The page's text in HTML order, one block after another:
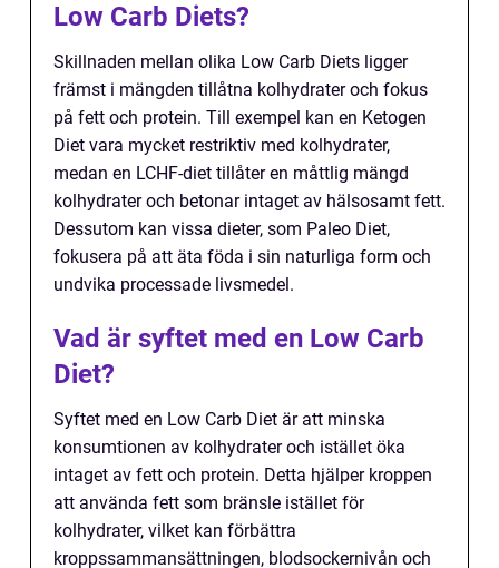
Low Carb Diets?
Skillnaden mellan olika Low Carb Diets ligger
främst i mängden tillåtna kolhydrater och fokus
på fett och protein. Till exempel kan en Ketogen
Diet vara mycket restriktiv med kolhydrater,
medan en LCHF-diet tillåter en måttlig mängd
kolhydrater och betonar intaget av hälsosamt fett.
Dessutom kan vissa dieter, som Paleo Diet,
fokusera på att äta föda i sin naturliga form och
undvika processade livsmedel.
Vad är syftet med en Low Carb
Diet?
Syftet med en Low Carb Diet är att minska
konsumtionen av kolhydrater och istället öka
intaget av fett och protein. Detta hjälper kroppen
att använda fett som bränsle istället för
kolhydrater, vilket kan förbättra
kroppssammansättningen, blodsockernivån och